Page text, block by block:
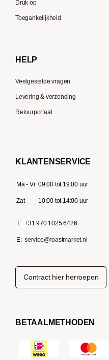
Supremo
Moccamaster
Druk op
Toegankelijkheid
HELP
Veelgestelde vragen
Levering & verzending
Retourportaal
KLANTENSERVICE
Ma - Vr 09:00 tot 19:00 uur
Zat 10:00 tot 14:00 uur
T: +31 970 1025 6426
E: service@roastmarket.nl
Contract hier herroepen
BETAALMETHODEN